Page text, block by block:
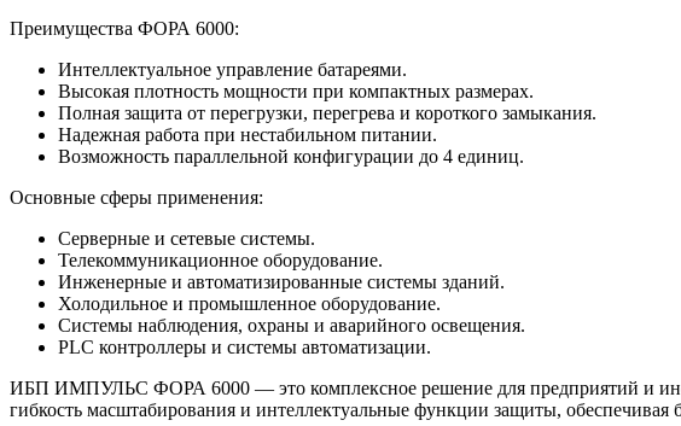
Преимущества ФОРА 6000:
Интеллектуальное управление батареями.
Высокая плотность мощности при компактных размерах.
Полная защита от перегрузки, перегрева и короткого замыкания.
Надежная работа при нестабильном питании.
Возможность параллельной конфигурации до 4 единиц.
Основные сферы применения:
Серверные и сетевые системы.
Телекоммуникационное оборудование.
Инженерные и автоматизированные системы зданий.
Холодильное и промышленное оборудование.
Системы наблюдения, охраны и аварийного освещения.
PLC контроллеры и системы автоматизации.
ИБП ИМПУЛЬС ФОРА 6000 — это комплексное решение для предприятий и
гибкость масштабирования и интеллектуальные функции защиты,